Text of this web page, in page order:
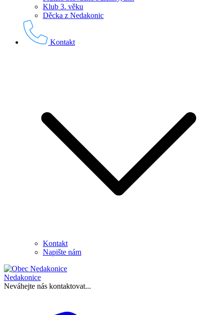
Klub 3. věku
Děcka z Nedakonic
Kontakt
Kontakt
Napište nám
Nedakonice
Neváhejte nás kontaktovat...